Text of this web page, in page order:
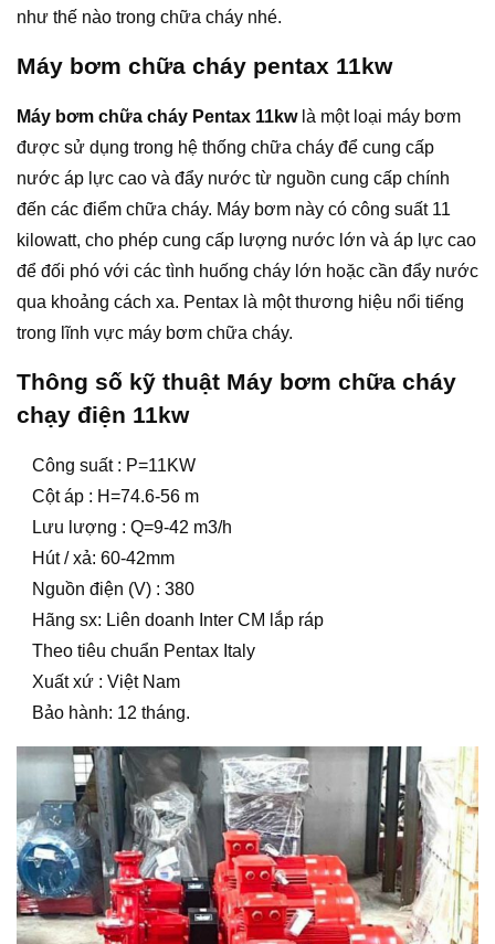
như thế nào trong chữa cháy nhé.
Máy bơm chữa cháy pentax 11kw
Máy bơm chữa cháy Pentax 11kwlà một loại máy bơm
được sử dụng trong hệ thống chữa cháy để cung cấp
nước áp lực cao và đẩy nước từ nguồn cung cấp chính
đến các điểm chữa cháy. Máy bơm này có công suất 11
kilowatt, cho phép cung cấp lượng nước lớn và áp lực cao
để đối phó với các tình huống cháy lớn hoặc cần đẩy nước
qua khoảng cách xa. Pentax là một thương hiệu nổi tiếng
trong lĩnh vực máy bơm chữa cháy.
Thông số kỹ thuật Máy bơm chữa cháy
chạy điện 11kw
Công suất : P=11KW
Cột áp : H=74.6-56 m
Lưu lượng : Q=9-42 m3/h
Hút / xả: 60-42mm
Nguồn điện (V) : 380
Hãng sx: Liên doanh Inter CM lắp ráp
Theo tiêu chuẩn Pentax Italy
Xuất xứ : Việt Nam
Bảo hành: 12 tháng.